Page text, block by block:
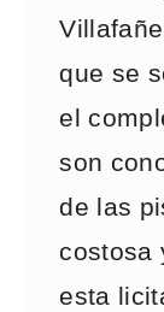
que se
el
son
de las
costosa
esta